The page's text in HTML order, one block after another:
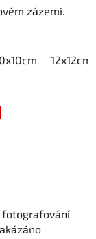
20x20cm
zázemí.
12x12cm
fotografování